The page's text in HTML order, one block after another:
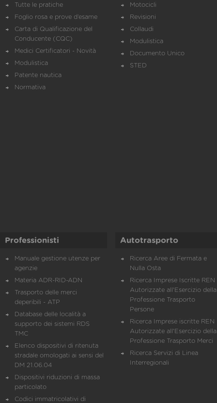
Tutte le pratiche
Foglio rosa e prove d’esame
Carta di Qualificazione del
Conducente (CQC)
Medici Certificatori - Novità
Modulistica
Patente nautica
Normativa
Motocicli
Revisioni
Collaudi
Modulistica
Documento Unico
STED
Professionisti
Manuale gestione utenze per
agenzie
Materia ADR-RID-ADN
Trasporto delle merci
deperibili - ATP
Database delle località a
supporto dei sistemi RDS
TMC
Elenco dispositivi di ritenuta
stradale omologati ai sensi del
DM 21.06.04
Dispositivi riduzioni di massa
particolato
Codici immatricolativi di
Autotrasporto
Ricerca Aree di Fermata e
Nulla Osta
Ricerca Imprese Iscritte REN
Autorizzate all'Esercizio della
Professione Trasporto
Persone
Ricerca Imprese iscritte REN
Autorizzate all'Esercizio della
Professione Trasporto Merci
Ricerca Servizi di Linea
Interregionali